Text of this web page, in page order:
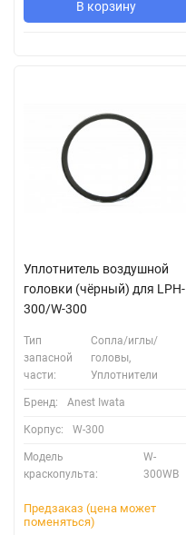
В корзину
Уплотнитель воздушной
головки (чёрный) для LPH-
300/W-300
Тип
запасной
части:
Сопла/иглы/
головы,
Уплотнители
Бренд: Anest Iwata
Корпус: W-300
Модель
краскопульта:
W-
300WB
Предзаказ (цена может
поменяться)